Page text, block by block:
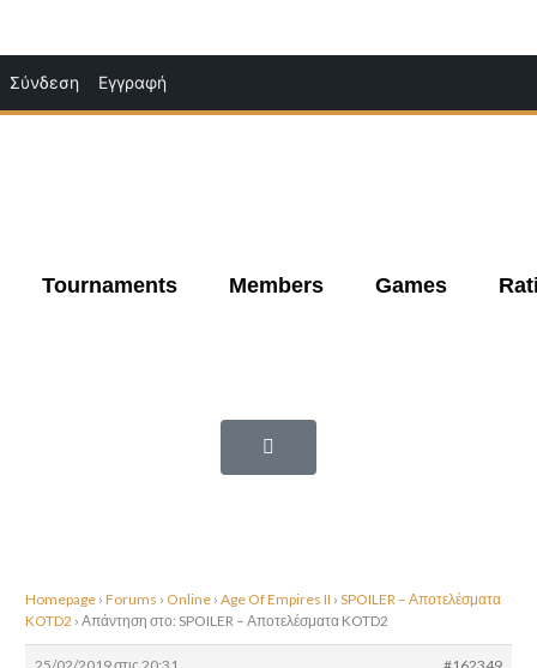
Σύνδεση Εγγραφή
στο
περιεχόμενο
Tournaments Members Games
Homepage › Forums › Online › Age Of Empires II › SPOILER – Αποτελέσματα
KOTD2 › Απάντηση στο: SPOILER – Αποτελέσματα KOTD2